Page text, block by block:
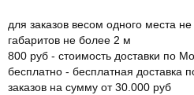
для заказов весом одного места
габаритов не более 2 м
800 руб - стоимость доставки по
бесплатно - бесплатная доставка
заказов на сумму от 30.000 руб